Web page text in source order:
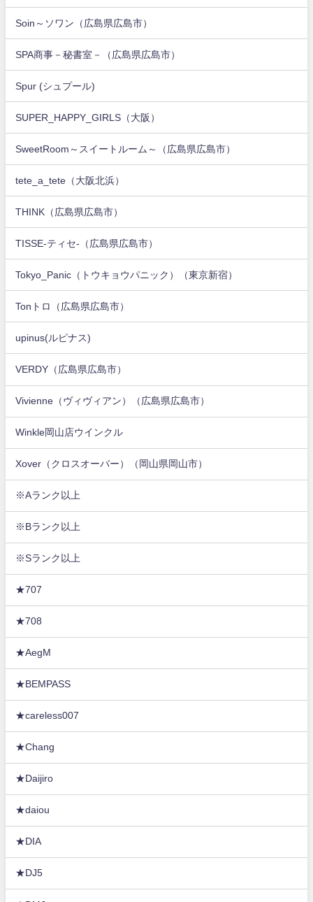
Soin～ソワン（広島県広島市）
SPA商事－秘書室－（広島県広島市）
Spur (シュプール)
SUPER_HAPPY_GIRLS（大阪）
SweetRoom～スイートルーム～（広島県広島市）
tete_a_tete（大阪北浜）
THINK（広島県広島市）
TISSE-ティセ-（広島県広島市）
Tokyo_Panic（トウキョウパニック）（東京新宿）
Tonトロ（広島県広島市）
upinus(ルピナス)
VERDY（広島県広島市）
Vivienne（ヴィヴィアン）（広島県広島市）
Winkle岡山店ウインクル
Xover（クロスオーバー）（岡山県岡山市）
※Aランク以上
※Bランク以上
※Sランク以上
★707
★708
★AegM
★BEMPASS
★careless007
★Chang
★Daijiro
★daiou
★DIA
★DJ5